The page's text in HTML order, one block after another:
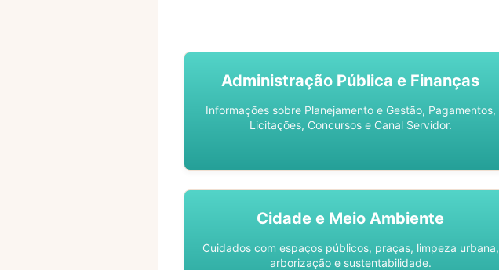
Administração Pública e Finanças
Informações sobre Planejamento e Gestão, Pagamentos,
Licitações, Concursos e Canal Servidor.
Cidade e Meio Ambiente
Cuidados com espaços públicos, praças, limpeza urbana,
arborização e sustentabilidade.